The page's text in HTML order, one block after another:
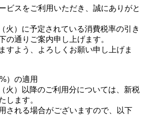
ビスをご利用いただき、誠にありがと
火）に予定されている消費税率の引き
の通りご案内申し上げます。
すよう、よろしくお願い申し上げま
）の適用
火）以降のご利用分については、新税
します。
される場合がございますので、以下